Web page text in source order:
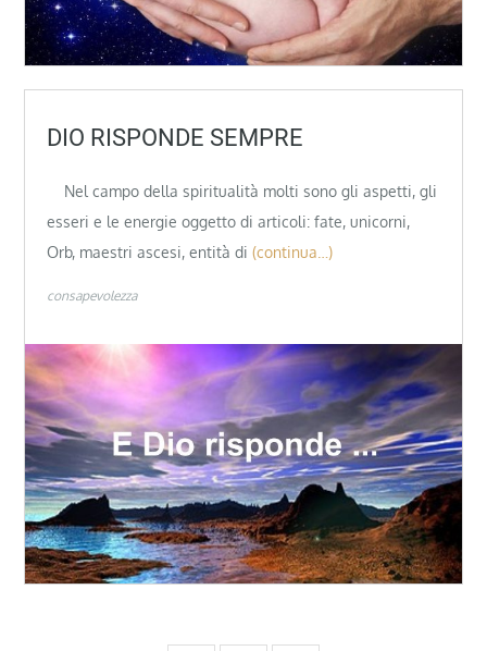
DIO RISPONDE SEMPRE
Nel campo della spiritualità molti sono gli aspetti, gli
esseri e le energie oggetto di articoli: fate, unicorni,
Orb, maestri ascesi, entità di (continua…)
consapevolezza